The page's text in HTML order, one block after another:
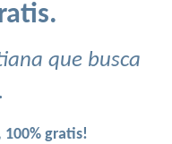
que busca
100% gratis!